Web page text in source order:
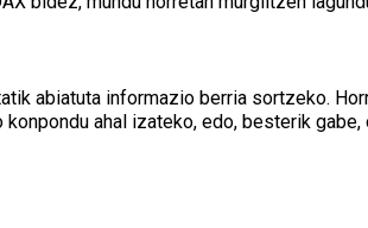
abiatuta informazio berria sortzeko.
ahal izateko, edo, besterik